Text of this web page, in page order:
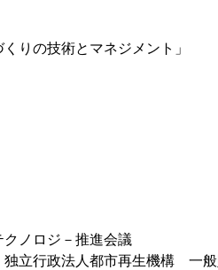
りの技術とマネジメント」
ノロジ－推進会議
行政法人都市再生機構 一